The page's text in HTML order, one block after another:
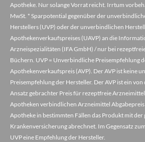
Apotheke. Nur solange Vorrat reicht. Irrtum
MwSt. * Sparpotential gegenüber der
Herstellers (UVP) oder der unverbindlichen
Apothekenverkaufspreises (UAVP) an die
Arzneispezialitäten (IFA GmbH) / nur bei
Büchern. UVP = Unverbindliche Preisempfehlung
Apothekenverkaufspreis (AVP). Der AVP ist keine
Preisempfehlung der Hersteller. Der AVP ist ein
Ansatz gebrachter Preis für rezeptfreie
Apotheken verbindlichen Arzneimittel
Apotheke in bestimmten Fällen das Produkt mit der
Krankenversicherung abrechnet. Im Gegensatz
UVP eine Empfehlung der Hersteller.